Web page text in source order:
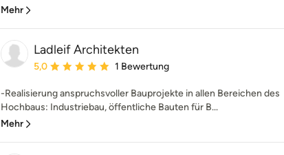
Mehr
Ladleif Architekten
Durchschnittliche Bewertung: 5 von 5 Sternen
5,0 1 Bewertung
-Realisierung anspruchsvoller Bauprojekte in allen Bereichen des
Hochbaus: Industriebau, öffentliche Bauten für B...
Mehr